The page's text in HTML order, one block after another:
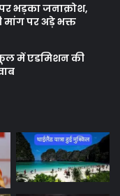
भड़का जनाक्रोश,
मांग पर अड़े भक्त
में एडमिशन की